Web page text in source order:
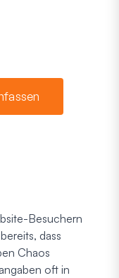
Besuchern
dass
Chaos
oft in